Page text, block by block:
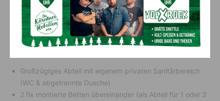
Die Komfortkategorien im
Nightjet der neuen Generation
Großzügiges Abteil mit eigenem privaten Sanitärbereich
(WC & abgetrennte Dusche)
2 fix montierte Betten übereinander (als Abteil für 1 oder 2